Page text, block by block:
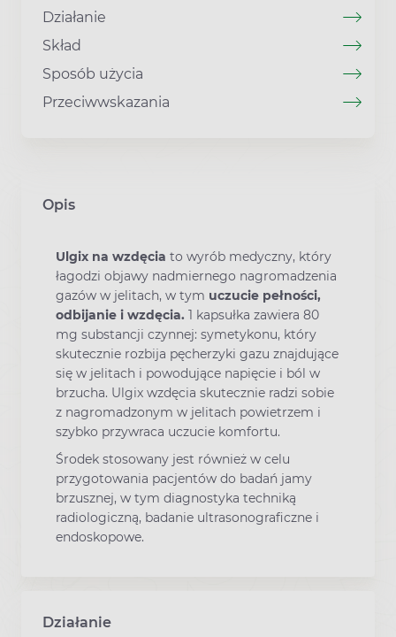
Działanie
Skład
Sposób użycia
Przeciwwskazania
Opis
Ulgix na wzdęcia to wyrób medyczny, który
łagodzi objawy nadmiernego nagromadzenia
gazów w jelitach, w tym uczucie pełności,
odbijanie i wzdęcia. 1 kapsułka zawiera 80
mg substancji czynnej: symetykonu, który
skutecznie rozbija pęcherzyki gazu znajdujące
się w jelitach i powodujące napięcie i ból w
brzucha. Ulgix wzdęcia skutecznie radzi sobie
z nagromadzonym w jelitach powietrzem i
szybko przywraca uczucie komfortu.
Środek stosowany jest również w celu
przygotowania pacjentów do badań jamy
brzusznej, w tym diagnostyka techniką
radiologiczną, badanie ultrasonograficzne i
endoskopowe.
Działanie